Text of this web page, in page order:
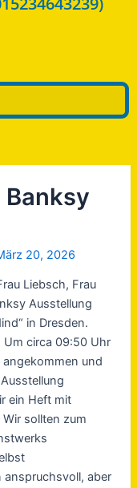
20, 2026
Liebsch, Frau
Ausstellung
in Dresden.
Um circa 09:50 Uhr
und
ein Heft mit
sollten zum
anspruchsvoll, aber